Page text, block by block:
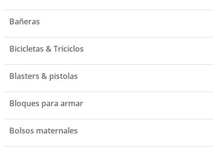
Bañeras
Bicicletas & Triciclos
Blasters & pistolas
Bloques para armar
Bolsos maternales